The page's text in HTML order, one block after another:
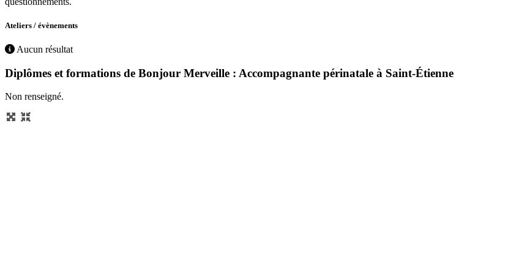
Ateliers / évènements
Aucun résultat
Diplômes et formations de Bonjour Merveille : Accompagnante périnatale à Saint-Étienne
Non renseigné.